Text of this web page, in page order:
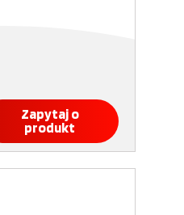
Zapytaj o
produkt